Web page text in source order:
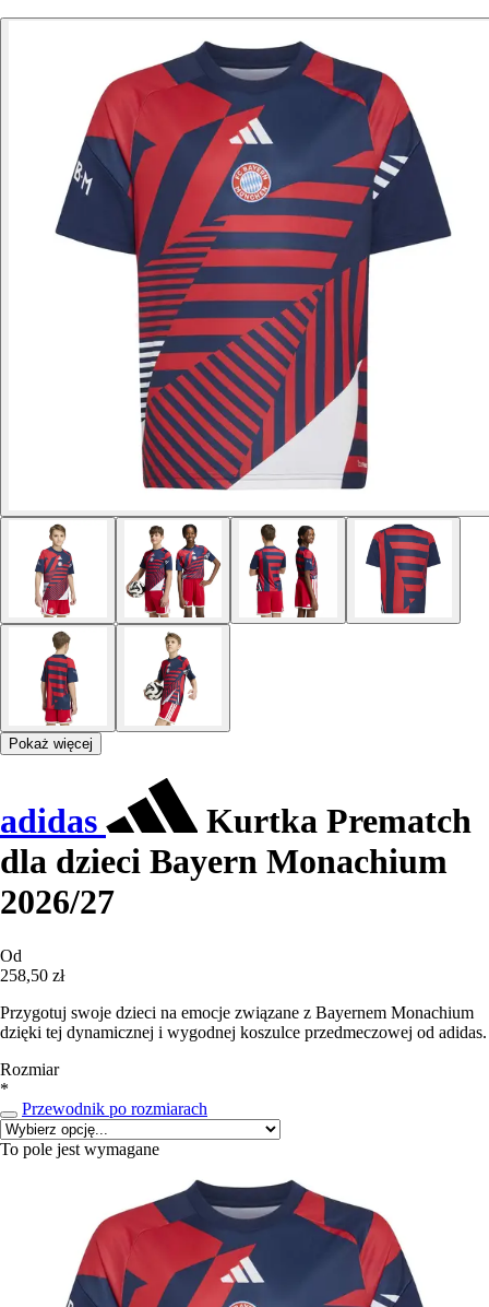
Pokaż więcej
adidas
Kurtka Prematch
dla dzieci Bayern Monachium
2026/27
Od
258,50 zł
Przygotuj swoje dzieci na emocje związane z Bayernem Monachium
dzięki tej dynamicznej i wygodnej koszulce przedmeczowej od adidas.
Rozmiar
*
Przewodnik po rozmiarach
To pole jest wymagane